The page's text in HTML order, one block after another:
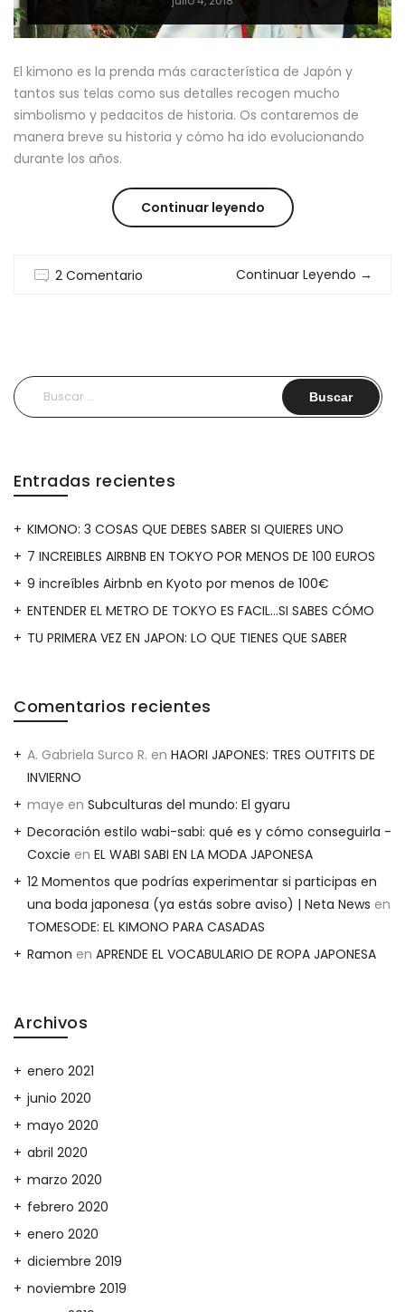
El kimono es la prenda más característica de Japón y
tantos sus telas como sus detalles recogen mucho
simbolismo y pedacitos de historia. Os contaremos de
manera breve su historia y cómo ha ido evolucionando
durante los años.
Continuar leyendo“KIMONO
:
EVOLUCION”
2 Comentario Continuar Leyendo →
Buscar:
Entradas recientes
KIMONO: 3 COSAS QUE DEBES SABER SI QUIERES UNO
7 INCREIBLES AIRBNB EN TOKYO POR MENOS DE 100 EUROS
9 increíbles Airbnb en Kyoto por menos de 100€
ENTENDER EL METRO DE TOKYO ES FACIL…SI SABES CÓMO
TU PRIMERA VEZ EN JAPON: LO QUE TIENES QUE SABER
Comentarios recientes
A. Gabriela Surco R. en HAORI JAPONES: TRES OUTFITS DE
INVIERNO
maye en Subculturas del mundo: El gyaru
Decoración estilo wabi-sabi: qué es y cómo conseguirla -
Coxcie en EL WABI SABI EN LA MODA JAPONESA
12 Momentos que podrías experimentar si participas en
una boda japonesa (ya estás sobre aviso) | Neta News en
TOMESODE: EL KIMONO PARA CASADAS
Ramon en APRENDE EL VOCABULARIO DE ROPA JAPONESA
Archivos
enero 2021
junio 2020
mayo 2020
abril 2020
marzo 2020
febrero 2020
enero 2020
diciembre 2019
noviembre 2019